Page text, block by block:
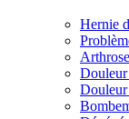
Hernie